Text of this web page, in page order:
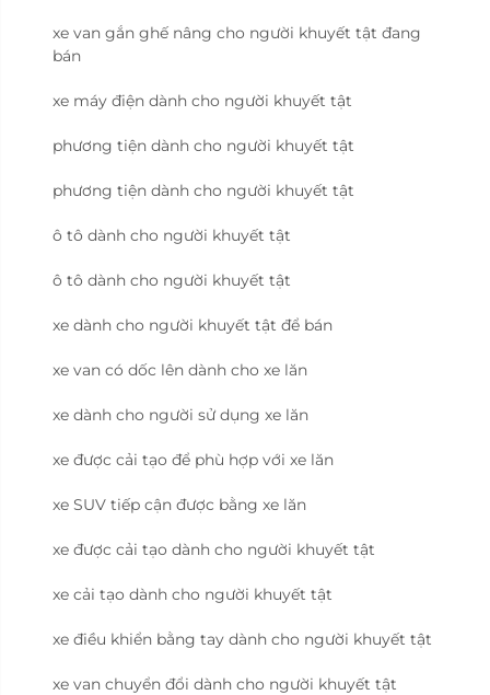
xe van gắn ghế nâng cho người khuyết tật đang
bán
xe máy điện dành cho người khuyết tật
phương tiện dành cho người khuyết tật
phương tiện dành cho người khuyết tật
ô tô dành cho người khuyết tật
ô tô dành cho người khuyết tật
xe dành cho người khuyết tật để bán
xe van có dốc lên dành cho xe lăn
xe dành cho người sử dụng xe lăn
xe được cải tạo để phù hợp với xe lăn
xe SUV tiếp cận được bằng xe lăn
xe được cải tạo dành cho người khuyết tật
xe cải tạo dành cho người khuyết tật
xe điều khiển bằng tay dành cho người khuyết tật
xe van chuyển đổi dành cho người khuyết tật